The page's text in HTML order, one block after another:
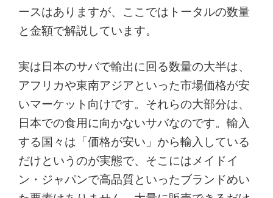
ースはありますが、ここではトータルの数量
と金額で解説しています。
実は日本のサバで輸出に回る数量の大半は、
アフリカや東南アジアといった市場価格が安
いマーケット向けです。それらの大部分は、
日本での食用に向かないサバなのです。輸入
する国々は「価格が安い」から輸入している
だけというのが実態で、そこにはメイドイ
ン・ジャパンで高品質といったブランドめい